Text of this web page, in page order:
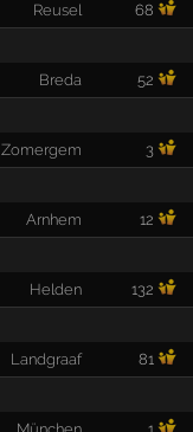
Reusel 68
Breda 52
Zomergem 3
Arnhem 12
Helden 132
Landgraaf 81